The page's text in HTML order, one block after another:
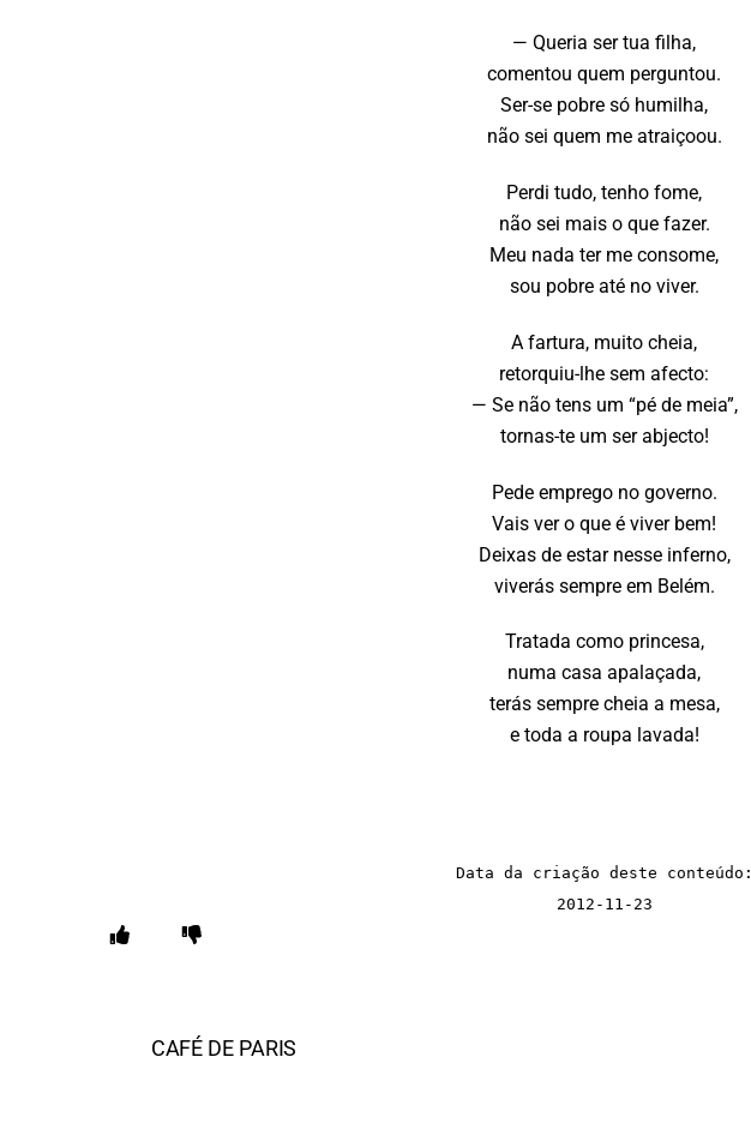
— Queria ser tua filha,
comentou quem perguntou.
Ser-se pobre só humilha,
não sei quem me atraiçoou.
Perdi tudo, tenho fome,
não sei mais o que fazer.
Meu nada ter me consome,
sou pobre até no viver.
A fartura, muito cheia,
retorquiu-lhe sem afecto:
— Se não tens um “pé de meia”,
tornas-te um ser abjecto!
Pede emprego no governo.
Vais ver o que é viver bem!
Deixas de estar nesse inferno,
viverás sempre em Belém.
Tratada como princesa,
numa casa apalaçada,
terás sempre cheia a mesa,
e toda a roupa lavada!
Data da criação deste conteúdo:
2012-11-23
CAFÉ DE PARIS